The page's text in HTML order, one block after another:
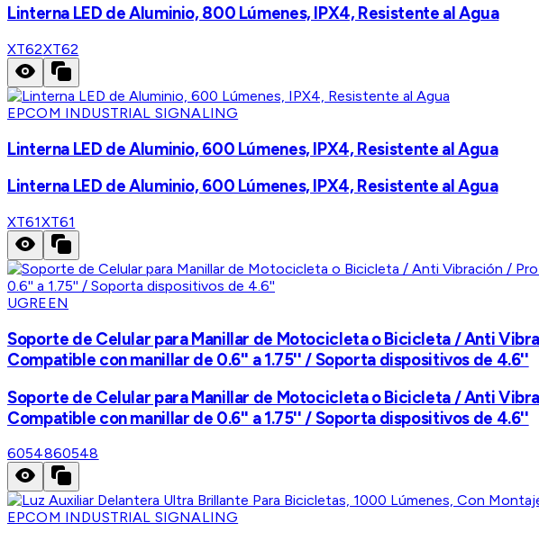
Linterna LED de Aluminio, 800 Lúmenes, IPX4, Resistente al Agua
XT62XT62
EPCOM INDUSTRIAL SIGNALING
Linterna LED de Aluminio, 600 Lúmenes, IPX4, Resistente al Agua
Linterna LED de Aluminio, 600 Lúmenes, IPX4, Resistente al Agua
XT61XT61
UGREEN
Soporte de Celular para Manillar de Motocicleta o Bicicleta / Anti
Compatible con manillar de 0.6'' a 1.75'' / Soporta dispositivos de 4.6''
Soporte de Celular para Manillar de Motocicleta o Bicicleta / Anti
Compatible con manillar de 0.6'' a 1.75'' / Soporta dispositivos de 4.6''
6054860548
EPCOM INDUSTRIAL SIGNALING